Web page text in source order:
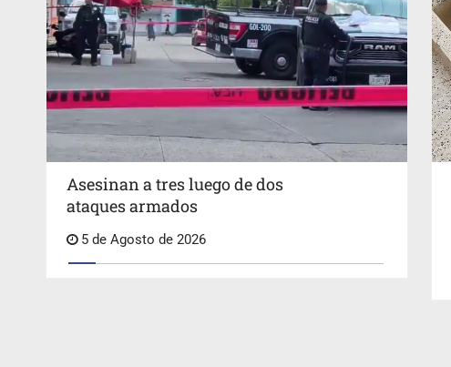
Asesinan a tres luego de dos
ataques armados
5 de Agosto de 2026